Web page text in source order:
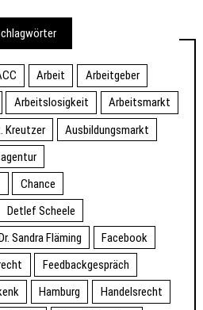
Arbeit
Arbeitgeber
Arbeitslosigkeit
Arbeitsmarkt
Kreutzer
Ausbildungsmarkt
Chance
Detlef Scheele
Sandra Fläming
Facebook
Feedbackgespräch
Hamburg
Handelsrecht